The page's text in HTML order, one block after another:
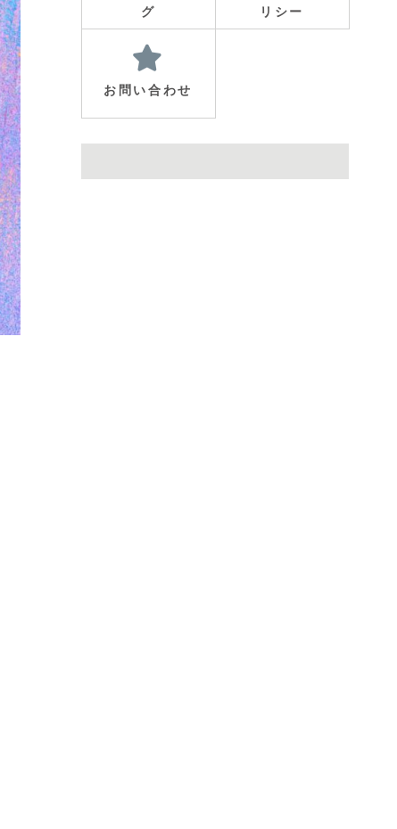
グ
リシー
お問い合わせ